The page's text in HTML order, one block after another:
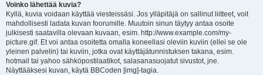
Voinko lähettää kuvia?
Kyllä, kuvia voidaan käyttää viesteissäsi. Jos ylläpitäjä on sallinut liitteet, voit
mahdollisesti ladata kuvan foorumille. Muutoin sinun täytyy antaa osoite
julkisesti saatavilla olevaan kuvaan, esim. http://www.example.com/my-
picture.gif. Et voi antaa osoitetta omalla koneellasi oleviin kuviin (ellei se ole
yleinen palvelin) tai kuviin, jotka ovat käyttäjätunnistuksen takana, esim.
hotmail tai yahoo sähköpostilaatikot, salasanasuojatut sivustot, jne.
Näyttääksesi kuvan, käytä BBCoden [img]-tagia.